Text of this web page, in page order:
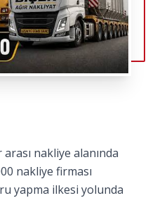
nakliye alanında
nakliye firması
yapma ilkesi yolunda